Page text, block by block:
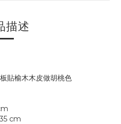
描述
貼榆木木皮做胡桃色
cm